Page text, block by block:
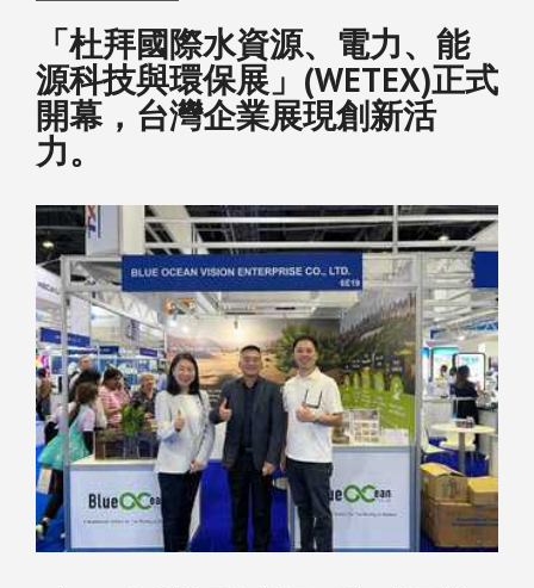
「杜拜國際水資源、電力、能
源科技與環保展」(WETEX)正式
開幕，台灣企業展現創新活
力。